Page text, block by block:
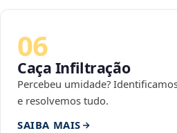
06
Caça Infiltração
Percebeu umidade?
e resolvemos tudo.
SAIBA MAIS